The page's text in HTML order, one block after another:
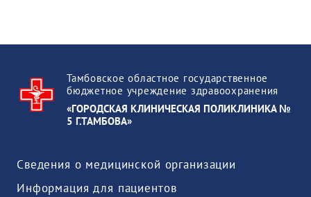
Тамбовское областное государственное
бюджетное учреждение здравоохранения
«ГОРОДСКАЯ КЛИНИЧЕСКАЯ ПОЛИКЛИНИКА №
5 Г.ТАМБОВА»
Сведения о медицинской организации
Информация для пациентов